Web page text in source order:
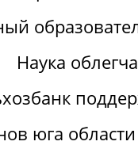
Наука
юга области